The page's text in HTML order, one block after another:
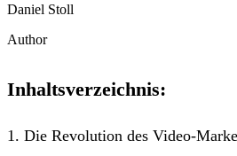
Daniel Stoll
Author
Inhaltsverzeichnis:
1. Die Revolution des Video-